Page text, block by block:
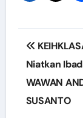
Post
Niatkan
WAWAN
SUSANTO